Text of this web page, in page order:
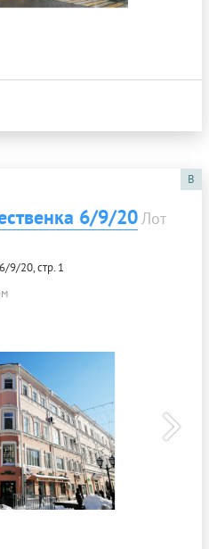
B
6/9/20 Лот
9/20, стр. 1